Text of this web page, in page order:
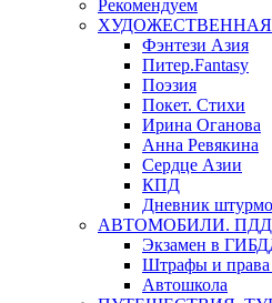
Рекомендуем
ХУДОЖЕСТВЕННАЯ
Фэнтези Азия
Питер.Fantasy
Поэзия
Покет. Стихи
Ирина Оганова
Анна Ревякина
Сердце Азии
КПД
Дневник
АВТОМОБИЛИ. ПДД
Экзамен в
Штрафы и права
Автошкола